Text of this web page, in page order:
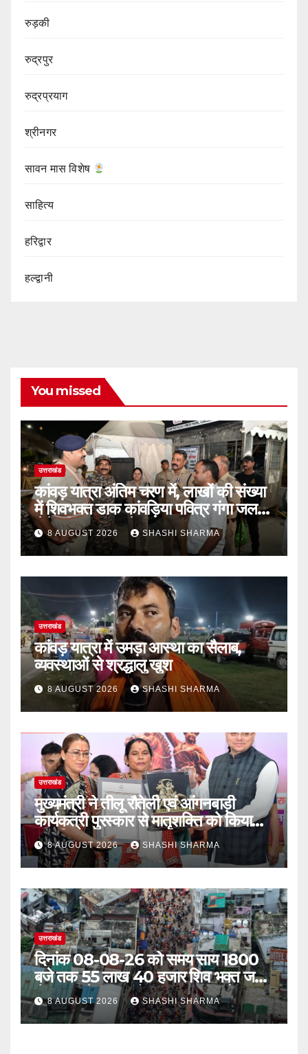
रुड़की
रुद्रपुर
रुद्रप्रयाग
श्रीनगर
सावन मास विशेष
साहित्य
हरिद्वार
हल्द्वानी
You missed
उत्तराखंड
कांवड़ यात्रा अंतिम चरण में, लाखों की संख्या
में शिवभक्त डाक कांवड़िया पवित्र गंगा जल
लेने हरिद्वार पहुंच रहे
8 AUGUST 2026 SHASHI SHARMA
उत्तराखंड
कांवड़ यात्रा में उमड़ा आस्था का सैलाब,
व्यवस्थाओं से श्रद्धालु खुश
8 AUGUST 2026 SHASHI SHARMA
उत्तराखंड
मुख्यमंत्री ने तीलू रौतेली एवं आंगनबाड़ी
कार्यकत्री पुरस्कार से मातृशक्ति को किया
सम्मानित
8 AUGUST 2026 SHASHI SHARMA
उत्तराखंड
दिनांक 08-08-26 को समय साय 1800
बजे तक 55 लाख 40 हजार शिव भक्त जल
लेकर अपने गंतव्य को प्रस्थान कर चुके
8 AUGUST 2026 SHASHI SHARMA